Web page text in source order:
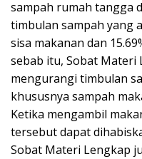
sampah rumah tangga
timbulan sampah yang
sisa makanan dan
sebab itu, Sobat Materi
mengurangi timbulan
khususnya sampah
Ketika mengambil
tersebut dapat
Sobat Materi Lengkap